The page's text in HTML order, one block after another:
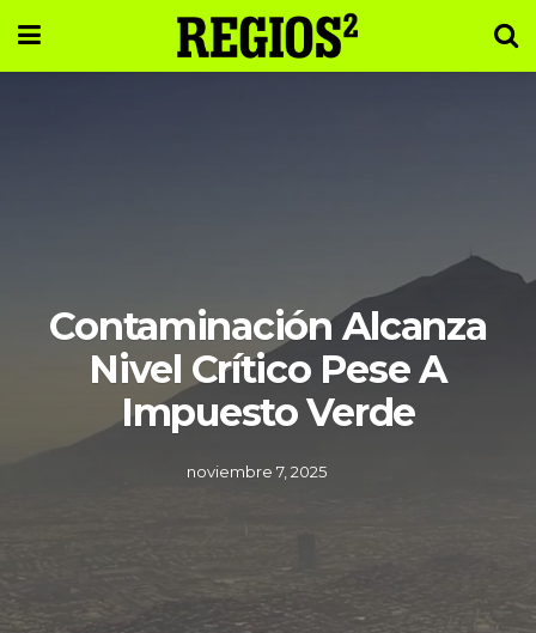
Contaminación Alcanza
Nivel Crítico Pese A
Impuesto Verde
noviembre 7, 2025